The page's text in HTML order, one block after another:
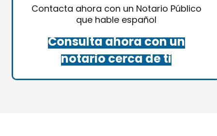
Contacta ahora con un Notario Público
que hable español
Consulta ahora con un
notario cerca de ti